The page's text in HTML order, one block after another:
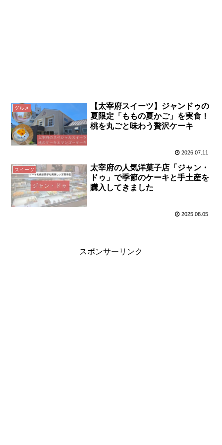
グルメ
【太宰府スイーツ】ジャンドゥの
夏限定「ももの夏かご」を実食！
桃を丸ごと味わう贅沢ケーキ
2026.07.11
スイーツ
太宰府の人気洋菓子店「ジャン・
ドゥ」で季節のケーキと手土産を
購入してきました
2025.08.05
スポンサーリンク